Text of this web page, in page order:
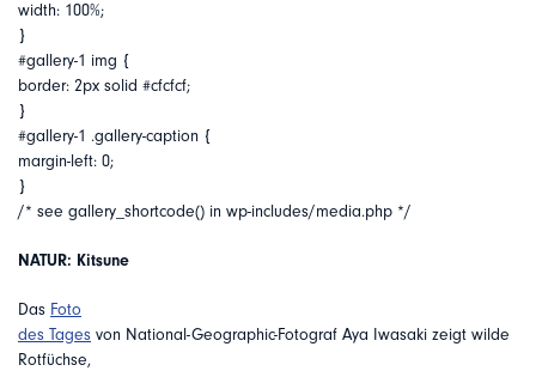
width: 100%;
}
#gallery-1 img {
border: 2px solid #cfcfcf;
}
#gallery-1 .gallery-caption {
margin-left: 0;
}
/* see gallery_shortcode() in wp-includes/media.php */
NATUR: Kitsune
Das Foto
des Tages von National-Geographic-Fotograf Aya Iwasaki zeigt wilde
Rotfüchse,